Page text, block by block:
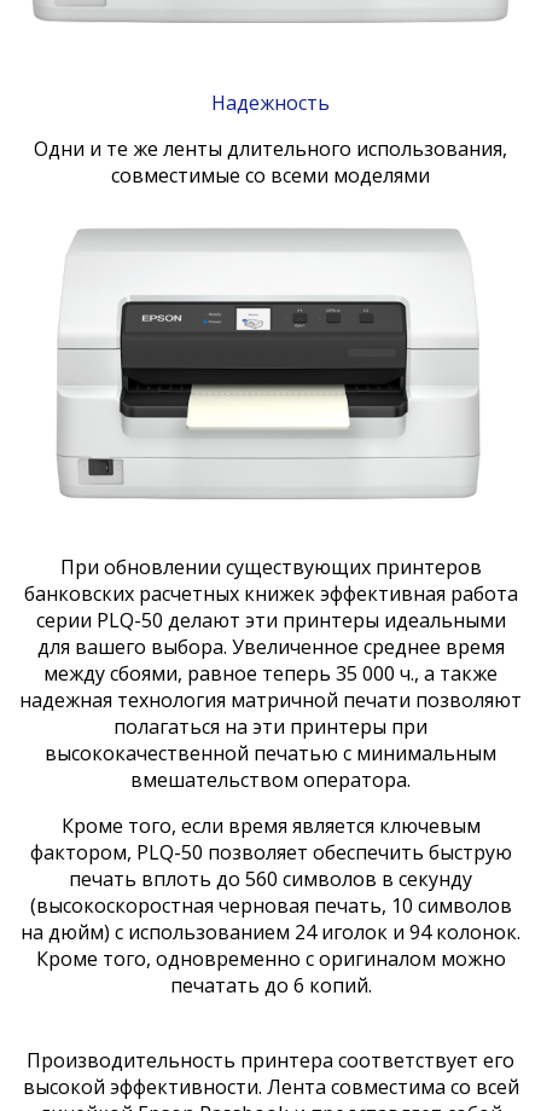
Надежность
Одни и те же ленты длительного использования,
совместимые со всеми моделями
При обновлении существующих принтеров
банковских расчетных книжек эффективная работа
серии PLQ-50 делают эти принтеры идеальными
для вашего выбора. Увеличенное среднее время
между сбоями, равное теперь 35 000 ч., а также
надежная технология матричной печати позволяют
полагаться на эти принтеры при
высококачественной печатью с минимальным
вмешательством оператора.
Кроме того, если время является ключевым
фактором, PLQ-50 позволяет обеспечить быструю
печать вплоть до 560 символов в секунду
(высокоскоростная черновая печать, 10 символов
на дюйм) с использованием 24 иголок и 94 колонок.
Кроме того, одновременно с оригиналом можно
печатать до 6 копий.
Производительность принтера соответствует его
высокой эффективности. Лента совместима со всей